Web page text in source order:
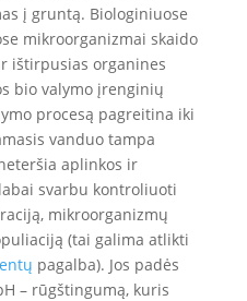
į gruntą. Biologiniuose
mikroorganizmai skaido
ištirpusias organines
bio valymo įrenginių
procesą pagreitina iki
vanduo tampa
aplinkos ir
svarbu kontroliuoti
mikroorganizmų
(tai galima atlikti
pagalba). Jos padės
– rūgštingumą, kuris